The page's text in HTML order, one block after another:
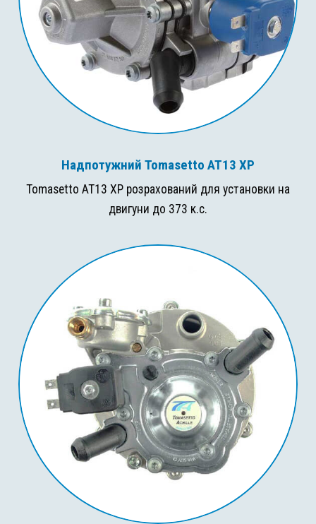
Надпотужний Tomasetto AT13 XP
Tomasetto AT13 XP розрахований для установки на
двигуни до 373 к.с.